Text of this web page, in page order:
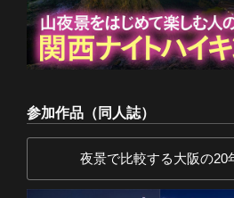
参加作品（同人誌）
夜景で比較する大阪の20